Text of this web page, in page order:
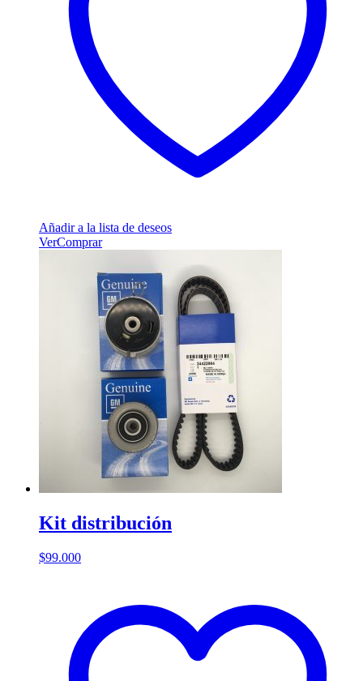
Añadir a la lista de deseos
VerComprar
Kit distribución
$99.000